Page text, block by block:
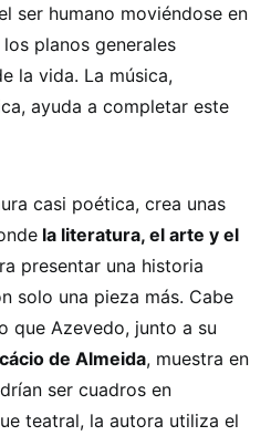
ser humano moviéndose en
planos generales
la vida. La música,
ayuda a completar este
casi poética, crea unas
la literatura, el arte y el
presentar una historia
solo una pieza más. Cabe
que Azevedo, junto a su
de Almeida, muestra en
ser cuadros en
teatral, la autora utiliza el